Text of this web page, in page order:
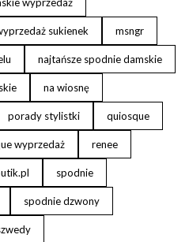
sukienek msngr
najtańsze spodnie damskie
na wiosnę
porady stylistki quiosque
wyprzedaż renee
spodnie
spodnie dzwony